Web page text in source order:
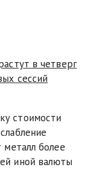
в четверг
сессий
стоимости
металл более
иной валюты